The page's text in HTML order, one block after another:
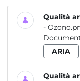
Qualità
-
ARIA
Qualità